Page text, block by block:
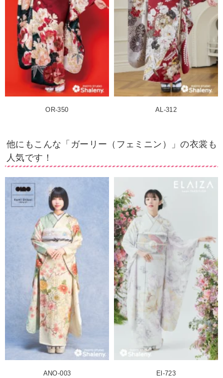
OR-350 AL-312
他にもこんな「ガーリー（フェミニン）」の衣裳も
人気です！
ANO-003 El-723